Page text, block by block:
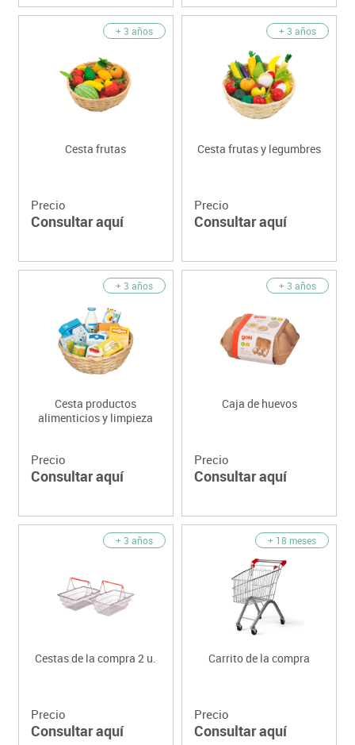
+ 3 años
Cesta frutas
Precio
Consultar aquí
+ 3 años
Cesta frutas y legumbres
Precio
Consultar aquí
+ 3 años
Cesta productos
alimenticios y limpieza
Precio
Consultar aquí
+ 3 años
Caja de huevos
Precio
Consultar aquí
+ 3 años
Cestas de la compra 2 u.
Precio
Consultar aquí
+ 18 meses
Carrito de la compra
Precio
Consultar aquí